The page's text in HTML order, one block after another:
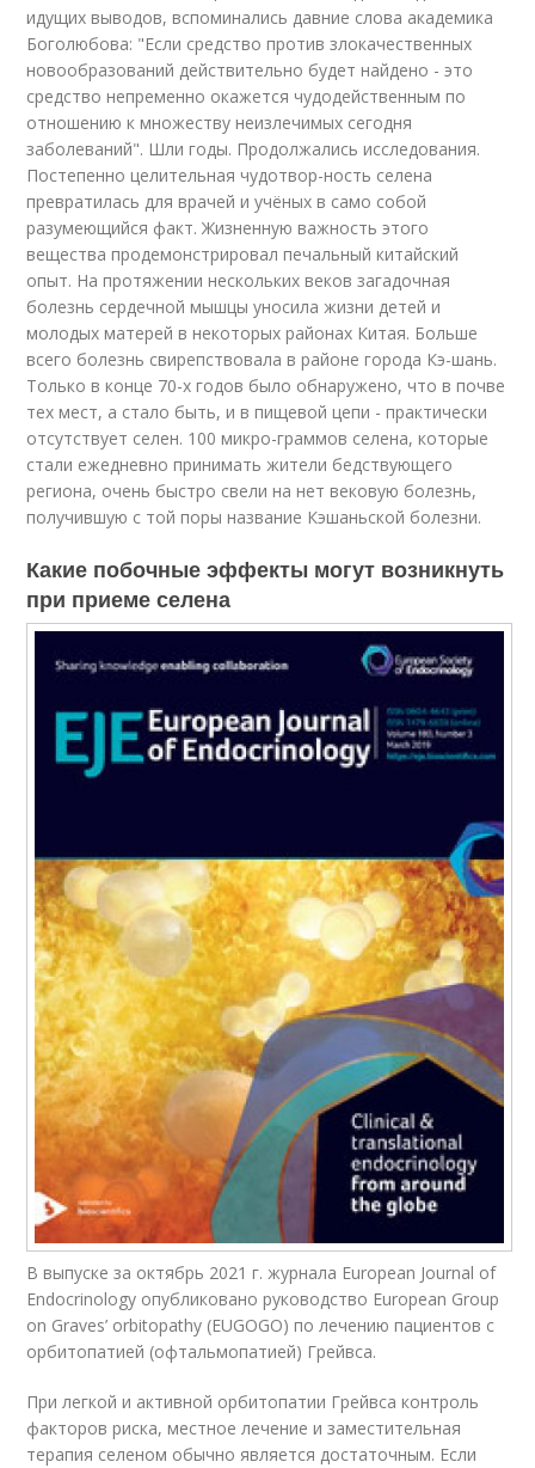
идущих выводов, вспоминались давние слова академика
Боголюбова: "Если средство против злокачественных
новообразований действительно будет найдено - это
средство непременно окажется чудодейственным по
отношению к множеству неизлечимых сегодня
заболеваний". Шли годы. Продолжались исследования.
Постепенно целительная чудотвор-ность селена
превратилась для врачей и учёных в само собой
разумеющийся факт. Жизненную важность этого
вещества продемонстрировал печальный китайский
опыт. На протяжении нескольких веков загадочная
болезнь сердечной мышцы уносила жизни детей и
молодых матерей в некоторых районах Китая. Больше
всего болезнь свирепствовала в районе города Кэ-шань.
Только в конце 70-х годов было обнаружено, что в почве
тех мест, а стало быть, и в пищевой цепи - практически
отсутствует селен. 100 микро-граммов селена, которые
стали ежедневно принимать жители бедствующего
региона, очень быстро свели на нет вековую болезнь,
получившую с той поры название Кэшаньской болезни.
Какие побочные эффекты могут возникнуть
при приеме селена
В выпуске за октябрь 2021 г. журнала European Journal of
Endocrinology опубликовано руководство European Group
on Graves’ orbitopathy (EUGOGO) по лечению пациентов с
орбитопатией (офтальмопатией) Грейвса.
При легкой и активной орбитопатии Грейвса контроль
факторов риска, местное лечение и заместительная
терапия селеном обычно является достаточным. Если